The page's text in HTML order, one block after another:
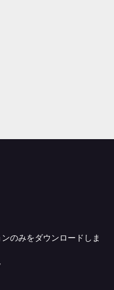
のみをダウンロードしま